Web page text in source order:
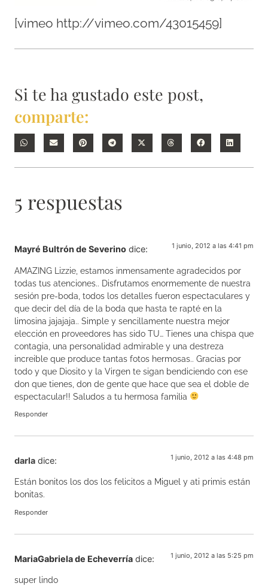
[vimeo http://vimeo.com/43015459]
Si te ha gustado este post,
comparte:
5 respuestas
Mayré Bultrón de Severino dice: 1 junio, 2012 a las 4:41 pm
AMAZING Lizzie, estamos inmensamente agradecidos por
todas tus atenciones.. Disfrutamos enormemente de nuestra
sesión pre-boda, todos los detalles fueron espectaculares y
que decir del día de la boda que hasta te rapté en la
limosina jajajaja.. Simple y sencillamente nuestra mejor
elección en proveedores has sido TU… Tienes una chispa que
contagia, una personalidad admirable y una destreza
increible que produce tantas fotos hermosas.. Gracias por
todo y que Diosito y la Virgen te sigan bendiciendo con ese
don que tienes, don de gente que hace que sea el doble de
espectacular!! Saludos a tu hermosa familia
Responder
darla dice: 1 junio, 2012 a las 4:48 pm
Están bonitos los dos los felicitos a Miguel y ati primis están
bonitas.
Responder
MariaGabriela de Echeverría dice: 1 junio, 2012 a las 5:25 pm
super lindo